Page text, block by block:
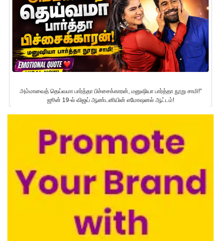
அம்மாவைத் தெய்வமா பார்த்தா பிச்சைக்காரன், மனுஷியா பார்த்தா நூறு சாமி!”
ஜூன் 19-ல் விஜய் ஆண்டனியின் எமோஷனல் ஆட்டம்!